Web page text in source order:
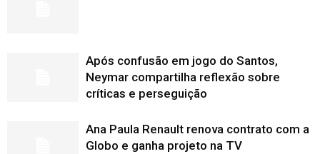
Após confusão em jogo do Santos,
Neymar compartilha reflexão sobre
críticas e perseguição
Ana Paula Renault renova contrato com a
Globo e ganha projeto na TV